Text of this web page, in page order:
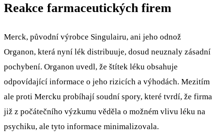
Reakce farmaceutických firem
Merck, původní výrobce Singulairu, ani jeho odnož
Organon, která nyní lék distribuuje, dosud neuznaly zásadní
pochybení. Organon uvedl, že štítek léku obsahuje
odpovídající informace o jeho rizicích a výhodách. Mezitím
ale proti Mercku probíhají soudní spory, které tvrdí, že firma
již z počátečního výzkumu věděla o možném vlivu léku na
psychiku, ale tyto informace minimalizovala.